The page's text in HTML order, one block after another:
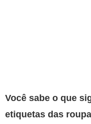
Você sabe o que
etiquetas das